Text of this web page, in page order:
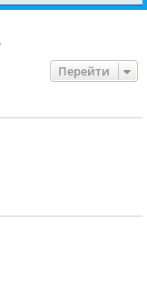
Перейти